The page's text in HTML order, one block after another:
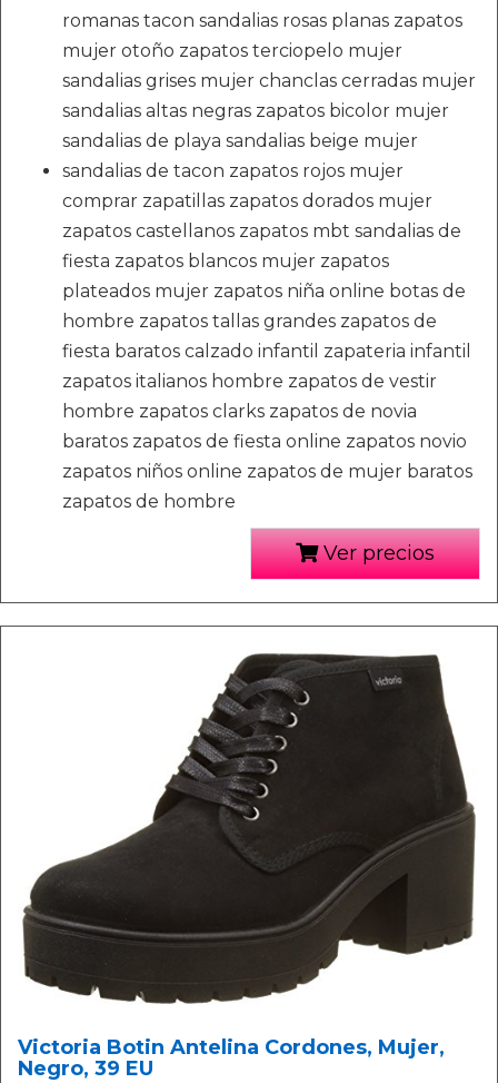
romanas tacon sandalias rosas planas zapatos
mujer otoño zapatos terciopelo mujer
sandalias grises mujer chanclas cerradas mujer
sandalias altas negras zapatos bicolor mujer
sandalias de playa sandalias beige mujer
sandalias de tacon zapatos rojos mujer
comprar zapatillas zapatos dorados mujer
zapatos castellanos zapatos mbt sandalias de
fiesta zapatos blancos mujer zapatos
plateados mujer zapatos niña online botas de
hombre zapatos tallas grandes zapatos de
fiesta baratos calzado infantil zapateria infantil
zapatos italianos hombre zapatos de vestir
hombre zapatos clarks zapatos de novia
baratos zapatos de fiesta online zapatos novio
zapatos niños online zapatos de mujer baratos
zapatos de hombre
Ver precios
Victoria Botin Antelina Cordones, Mujer,
Negro, 39 EU